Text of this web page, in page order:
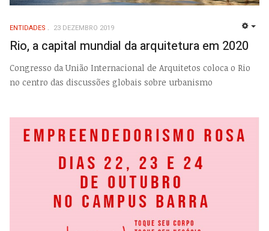
ENTIDADES 23 DEZEMBRO 2019
Rio, a capital mundial da arquitetura em 2020
Congresso da União Internacional de Arquitetos coloca o Rio
no centro das discussões globais sobre urbanismo